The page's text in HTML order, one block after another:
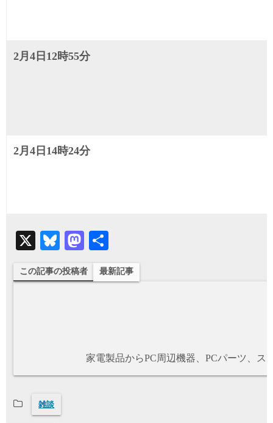
2月4日12時55分
2月4日14時24分
X BlueskyMastodon
この記事の投稿者 最新記事
家電製品からPC周辺機器、PCパーツ、
雑談